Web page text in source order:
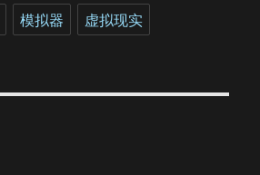
模拟器 虚拟现实